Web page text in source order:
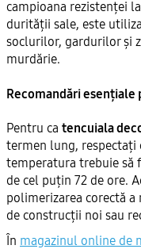
campioana rezistenței la
durității sale, este
soclurilor, gardurilor și
murdărie.
Recomandări esențiale
Pentru ca tencuiala
termen lung,
temperatura trebuie să
de cel puțin 72 de ore.
polimerizarea corectă
de construcții noi sau
În magazinul online de